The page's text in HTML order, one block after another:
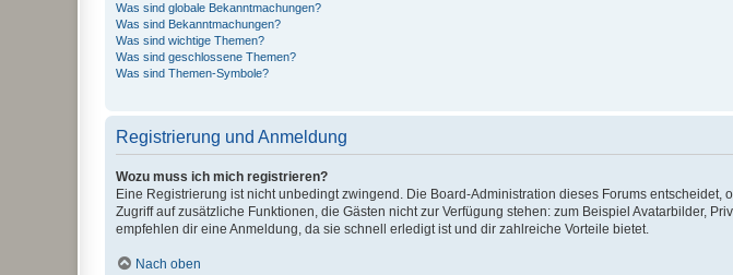
Was sind globale Bekanntmachungen?
Was sind Bekanntmachungen?
Was sind wichtige Themen?
Was sind geschlossene Themen?
Was sind Themen-Symbole?
Registrierung und Anmeldung
Wozu muss ich mich registrieren?
Eine Registrierung ist nicht unbedingt zwingend. Die Board-Administration dieses Forums
Zugriff auf zusätzliche Funktionen, die Gästen nicht zur Verfügung stehen: zum Beispiel Avatarbilder,
empfehlen dir eine Anmeldung, da sie schnell erledigt ist und dir zahlreiche Vorteile bietet.
Nach oben